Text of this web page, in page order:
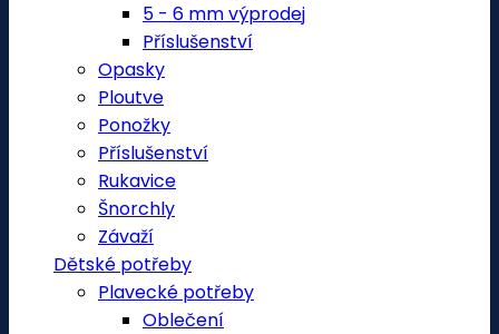
5 - 6 mm výprodej
Příslušenství
Opasky
Ploutve
Ponožky
Příslušenství
Rukavice
Šnorchly
Závaží
Dětské potřeby
Plavecké potřeby
Oblečení